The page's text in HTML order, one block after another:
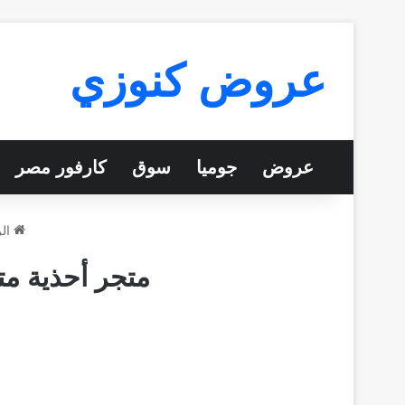
عروض كنوزي
عروض جوميا سوق كارفور مصر
متجر أحذية